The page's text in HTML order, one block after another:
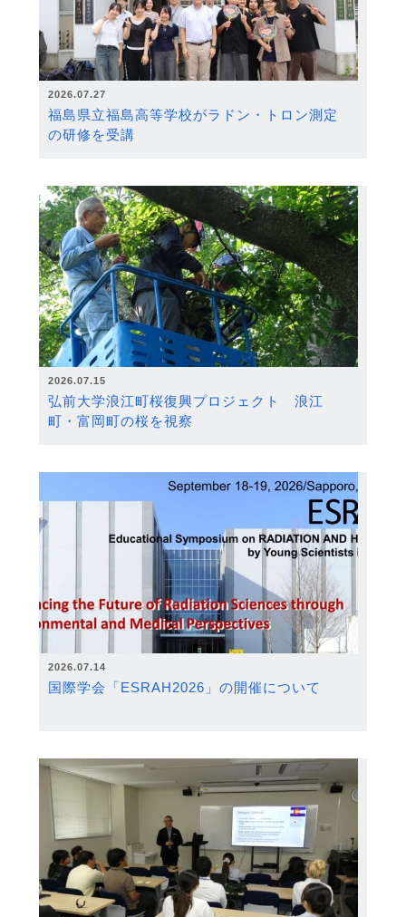
2026.07.27
福島県立福島高等学校がラドン・トロン測定
の研修を受講
2026.07.15
弘前大学浪江町桜復興プロジェクト 浪江
町・富岡町の桜を視察
2026.07.14
国際学会「ESRAH2026」の開催について